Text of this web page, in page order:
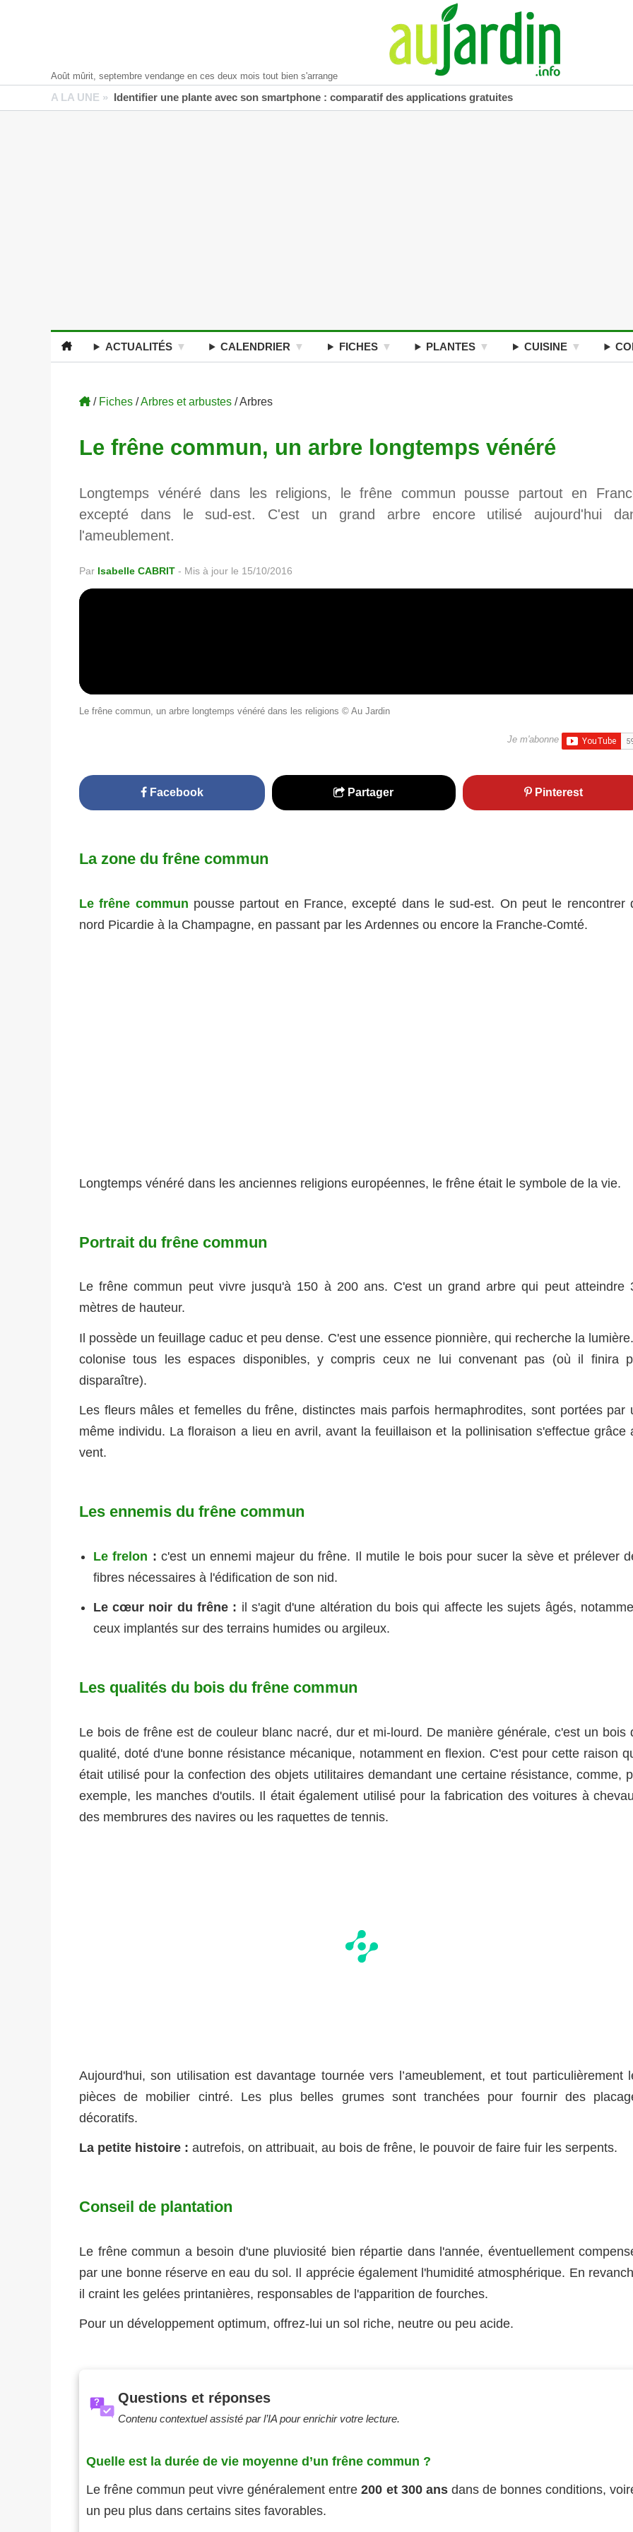
Août mûrit, septembre vendange en ces deux mois tout bien s'arrange
A LA UNE » Identifier une plante avec son smartphone : comparatif des applications gratuites
ACTUALITÉS CALENDRIER FICHES PLANTES CUISINE
/ Fiches /Arbres et arbustes / Arbres
Le frêne commun, un arbre longtemps vénéré
Longtemps vénéré dans les religions, le frêne commun pousse partout en
excepté dans le sud-est. C'est un grand arbre encore utilisé aujourd'hui
l'ameublement.
Par Isabelle CABRIT - Mis à jour le 15/10/2016
Le frêne commun, un arbre longtemps vénéré dans les religions © Au Jardin
Je m'abonne
Facebook Partager Pinterest
La zone du frêne commun
Le frêne commun pousse partout en France, excepté dans le sud-est. On peut le rencontrer
nord Picardie à la Champagne, en passant par les Ardennes ou encore la Franche-Comté.
Longtemps vénéré dans les anciennes religions européennes, le frêne était le symbole de la vie.
Portrait du frêne commun
Le frêne commun peut vivre jusqu'à 150 à 200 ans. C'est un grand arbre qui peut atteindre
mètres de hauteur.
Il possède un feuillage caduc et peu dense. C'est une essence pionnière, qui recherche la
colonise tous les espaces disponibles, y compris ceux ne lui convenant pas (où il finira
disparaître).
Les fleurs mâles et femelles du frêne, distinctes mais parfois hermaphrodites, sont portées par
même individu. La floraison a lieu en avril, avant la feuillaison et la pollinisation s'effectue grâce
vent.
Les ennemis du frêne commun
Le frelon : c'est un ennemi majeur du frêne. Il mutile le bois pour sucer la sève et prélever
fibres nécessaires à l'édification de son nid.
Le cœur noir du frêne : il s'agit d'une altération du bois qui affecte les sujets âgés,
ceux implantés sur des terrains humides ou argileux.
Les qualités du bois du frêne commun
Le bois de frêne est de couleur blanc nacré, dur et mi-lourd. De manière générale, c'est un bois
qualité, doté d'une bonne résistance mécanique, notamment en flexion. C'est pour cette raison
était utilisé pour la confection des objets utilitaires demandant une certaine résistance, comme,
exemple, les manches d'outils. Il était également utilisé pour la fabrication des voitures à
des membrures des navires ou les raquettes de tennis.
Aujourd'hui, son utilisation est davantage tournée vers l’ameublement, et tout particulièrement
pièces de mobilier cintré. Les plus belles grumes sont tranchées pour fournir des
décoratifs.
La petite histoire : autrefois, on attribuait, au bois de frêne, le pouvoir de faire fuir les serpents.
Conseil de plantation
Le frêne commun a besoin d'une pluviosité bien répartie dans l'année, éventuellement
par une bonne réserve en eau du sol. Il apprécie également l'humidité atmosphérique. En
il craint les gelées printanières, responsables de l'apparition de fourches.
Pour un développement optimum, offrez-lui un sol riche, neutre ou peu acide.
? Questions et réponses
Contenu contextuel assisté par l’IA pour enrichir votre lecture.
Quelle est la durée de vie moyenne d’un frêne commun ?
Le frêne commun peut vivre généralement entre200 et 300 ansdans de bonnes conditions,
un peu plus dans certains sites favorables.